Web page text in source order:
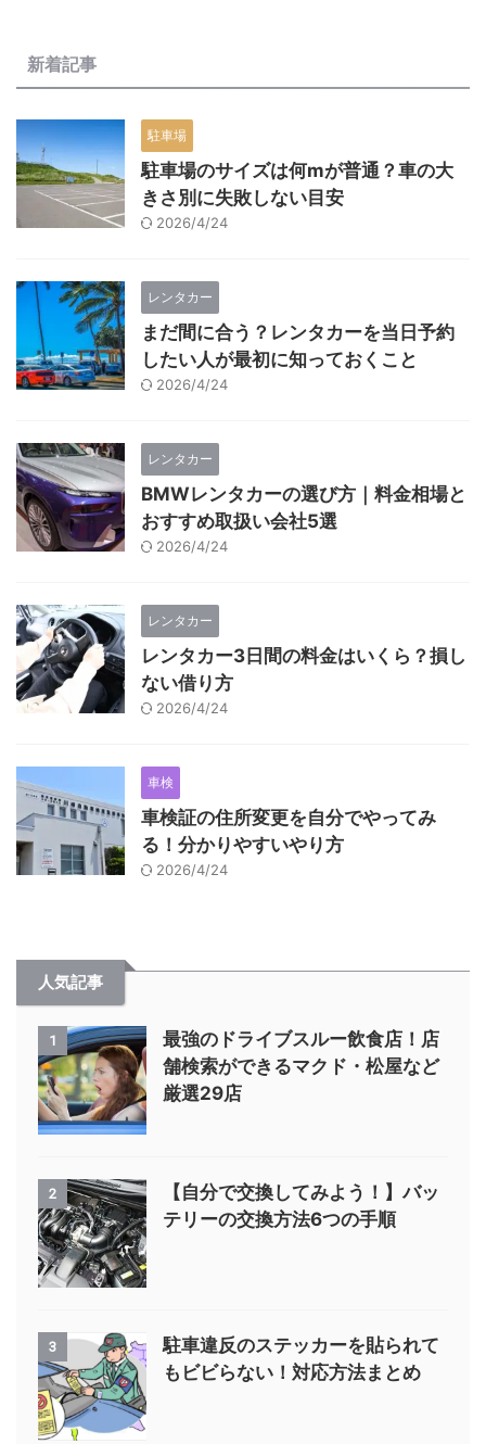
新着記事
駐車場
駐車場のサイズは何mが普通？車の大
きさ別に失敗しない目安
2026/4/24
レンタカー
まだ間に合う？レンタカーを当日予約
したい人が最初に知っておくこと
2026/4/24
レンタカー
BMWレンタカーの選び方｜料金相場と
おすすめ取扱い会社5選
2026/4/24
レンタカー
レンタカー3日間の料金はいくら？損し
ない借り方
2026/4/24
車検
車検証の住所変更を自分でやってみ
る！分かりやすいやり方
2026/4/24
人気記事
1
最強のドライブスルー飲食店！店
舗検索ができるマクド・松屋など
厳選29店
2
【自分で交換してみよう！】バッ
テリーの交換方法6つの手順
3
駐車違反のステッカーを貼られて
もビビらない！対応方法まとめ